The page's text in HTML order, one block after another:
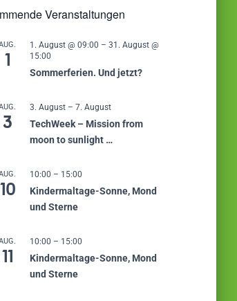
Veranstaltungen
1
1. August @ 09:00 – 31. August @
15:00
Sommerferien. Und jetzt?
3
3. August– 7. August
TechWeek – Mission from
moon to sunlight …
10
10:00 – 15:00
Kindermaltage-Sonne, Mond
und Sterne
11
10:00 – 15:00
Kindermaltage-Sonne, Mond
und Sterne